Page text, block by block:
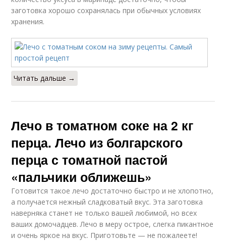
заготовка хорошо сохранялась при обычных условиях
хранения.
Читать дальше →
Лечо в томатном соке на 2 кг
перца. Лечо из болгарского
перца с томатной пастой
«пальчики оближешь»
Готовится такое лечо достаточно быстро и не хлопотно,
а получается нежный сладковатый вкус. Эта заготовка
наверняка станет не только вашей любимой, но всех
ваших домочадцев. Лечо в меру острое, слегка пикантное
и очень яркое на вкус. Приготовьте — не пожалеете!